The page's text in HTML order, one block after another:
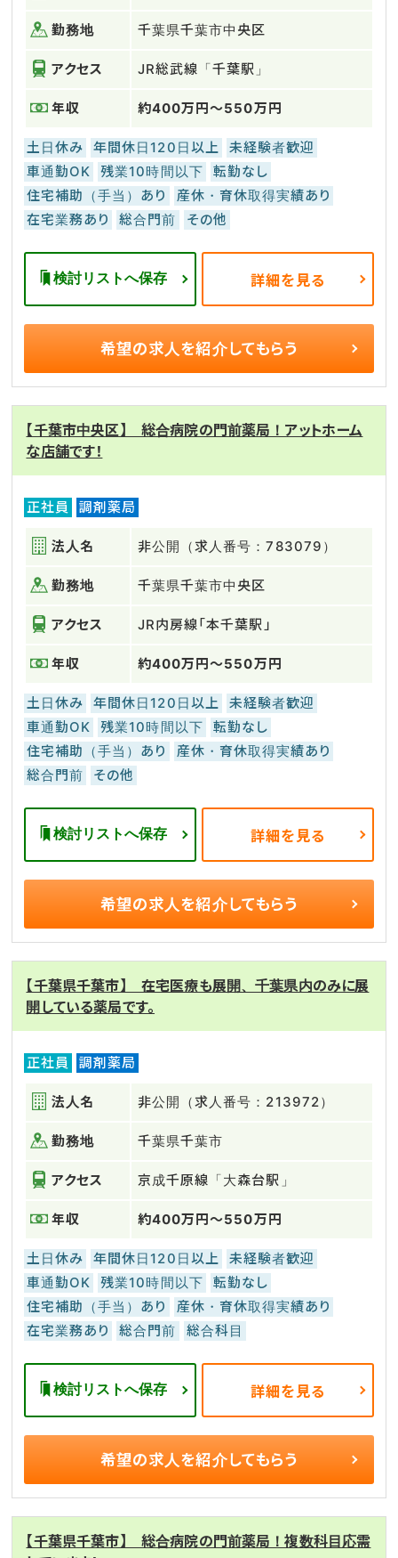
勤務地 千葉県千葉市中央区
アクセス JR総武線「千葉駅」
年収 約400万円～550万円
土日休み 年間休日120日以上
未経験者歓迎
車通勤OK
残業10時間以下
転勤なし
住宅補助（手当）あり
産休・育休取得実績あり
在宅業務あり
総合門前 その他
検討リストへ保存 詳細を見る
希望の求人を紹介してもらう
【千葉市中央区】 総合病院の門前薬局！アットホーム
な店舗です！
正社員 調剤薬局
法人名 非公開（求人番号：783079）
勤務地 千葉県千葉市中央区
アクセス JR内房線「本千葉駅」
年収 約400万円～550万円
土日休み 年間休日120日以上
未経験者歓迎
車通勤OK
残業10時間以下
転勤なし
住宅補助（手当）あり
産休・育休取得実績あり
総合門前
その他
検討リストへ保存 詳細を見る
希望の求人を紹介してもらう
【千葉県千葉市】 在宅医療も展開、千葉県内のみに展
開している薬局です。
正社員 調剤薬局
法人名 非公開（求人番号：213972）
勤務地 千葉県千葉市
アクセス 京成千原線「大森台駅」
年収 約400万円～550万円
土日休み 年間休日120日以上
未経験者歓迎
車通勤OK
残業10時間以下
転勤なし
住宅補助（手当）あり
産休・育休取得実績あり
在宅業務あり
総合門前 総合科目
検討リストへ保存 詳細を見る
希望の求人を紹介してもらう
【千葉県千葉市】 総合病院の門前薬局！複数科目応需